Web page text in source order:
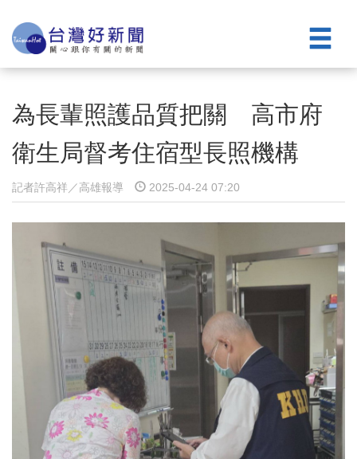
為長輩照護品質把關 高市府
衛生局督考住宿型長照機構
記者許高祥／高雄報導 2025-04-24 07:20